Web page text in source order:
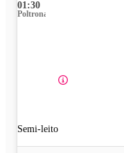
01:30
Poltrona
Semi-leito